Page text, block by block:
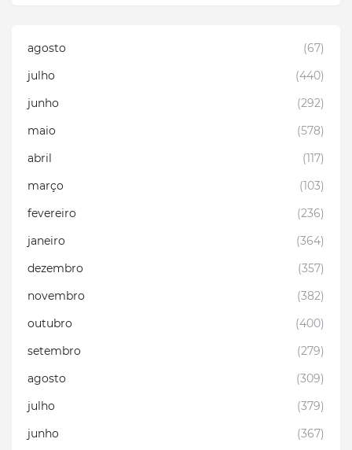
agosto
(67)
julho
(440)
junho
(292)
maio
(578)
abril
(117)
março
(103)
fevereiro
(236)
janeiro
(364)
dezembro
(357)
novembro
(382)
outubro
(400)
setembro
(279)
agosto
(309)
julho
(379)
junho
(367)